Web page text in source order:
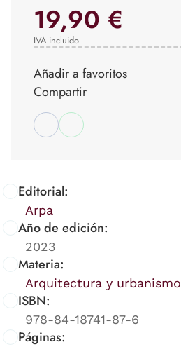
Editorial:
Arpa
Año de edición:
2023
Materia:
Arquitectura y urbanismo
ISBN:
978-84-18741-87-6
Páginas:
19,90 €
IVA incluido
Añadir a favoritos
Compartir